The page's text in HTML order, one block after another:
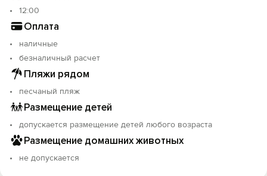
12:00
Оплата
наличные
безналичный расчет
Пляжи рядом
песчаный пляж
Размещение детей
допускается размещение детей любого возраста
Размещение домашних животных
не допускается